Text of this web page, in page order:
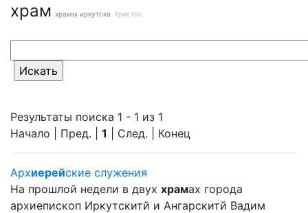
храм храмы иркутска Христос
Результаты поиска 1 - 1 из 1
Начало | Пред. | 1 | След. | Конец
Архиерейские служения
На прошлой недели в двух храмах города
архиепископ Иркутскитй и Ангарскитй Вадим